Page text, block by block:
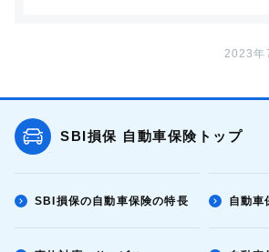
2023
SBI損保 自動車保険トップ
SBI損保の自動車保険の特長 自動車